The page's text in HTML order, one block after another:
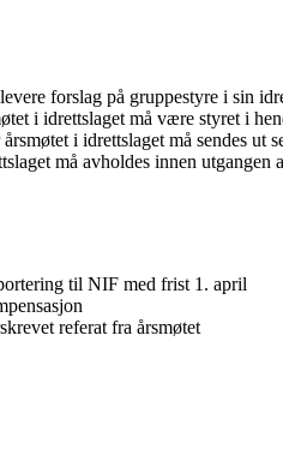
forslag på gruppestyre i sin
i idrettslaget må være styret i
i idrettslaget må sendes ut
må avholdes innen utgangen
til NIF med frist 1. april
referat fra årsmøtet